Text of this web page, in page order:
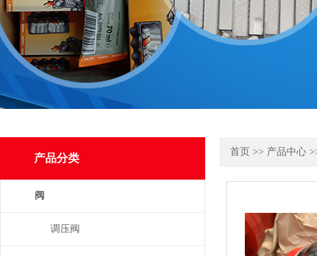
产品分类
阀
调压阀
首页 >> 产品中心